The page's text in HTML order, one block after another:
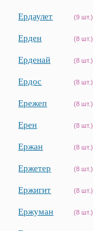
Ердаулет (9 шт.)
Ерден (8 шт.)
Ерденай (8 шт.)
Ердос (8 шт.)
Ережеп (8 шт.)
Ерен (8 шт.)
Ержан (8 шт.)
Ержетер (8 шт.)
Ержигит (8 шт.)
Ержуман (8 шт.)